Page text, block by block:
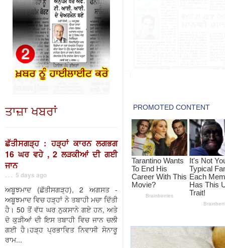
ਤਾਜ਼ਾ ਖਬਰਾਂ
ਛੱਤੀਸਗੜ੍ਹ : ਹੜ੍ਹਾਂ ਕਾਰਨ ਲਗਭਗ
16 ਘਰ ਵਹੇ , 2 ਲੜਕੀਆਂ ਦੀ ਗਈ
ਜਾਨ
. . . 5 days ago
ਅਬੂਝਮਾਦ (ਛੱਤੀਸਗੜ੍ਹ), 2 ਅਗਸਤ -
ਅਬੂਝਮਾਦ ਵਿਚ ਹੜ੍ਹਾਂ ਨੇ ਤਬਾਹੀ ਮਚਾ ਦਿੱਤੀ
ਹੈ। 50 ਤੋਂ ਵੱਧ ਘਰ ਨੁਕਸਾਨੇ ਗਏ ਹਨ, ਅਤੇ
ਦੋ ਕੁੜੀਆਂ ਦੀ ਇਸ ਤਬਾਹੀ ਵਿਚ ਜਾਨ ਚਲੀ
ਗਈ ਹੈ।ਹੜ੍ਹ ਪ੍ਰਭਾਵਿਤ ਨਿਵਾਸੀ ਸੋਨਾਰੂ
ਰਾਮ...